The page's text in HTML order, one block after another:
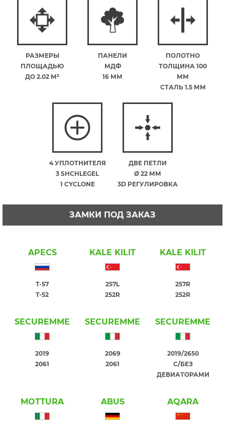
РАЗМЕРЫ
ПЛОЩАДЬЮ
ДО 2.02 М²
ПАНЕЛИ
МДФ
16 ММ
ПОЛОТНО
ТОЛЩИНА 100
ММ
СТАЛЬ 1.5 ММ
4 УПЛОТНИТЕЛЯ
3 SHCHLEGEL
1 CYCLONE
ДВЕ ПЕТЛИ
Ø 22 ММ
3D РЕГУЛИРОВКА
ЗАМКИ ПОД ЗАКАЗ
APECS
T-57
T-52
KALE KILIT
257L
252R
KALE KILIT
257R
252R
SECUREMME
2019
2061
SECUREMME
2069
2061
SECUREMME
2019/2650
С/БЕЗ
ДЕВИАТОРАМИ
MOTTURA ABUS AQARA